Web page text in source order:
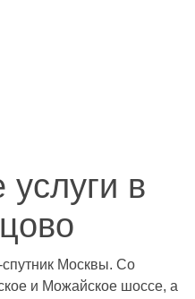
в
Москвы. Со
и Можайское шоссе, а